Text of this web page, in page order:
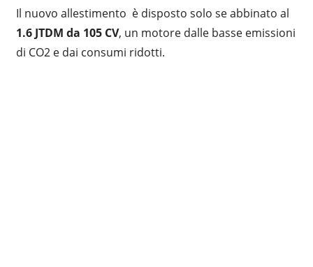
Il nuovo allestimento è disposto solo se abbinato al
1.6 JTDM da 105 CV, un motore dalle basse emissioni
di CO2 e dai consumi ridotti.